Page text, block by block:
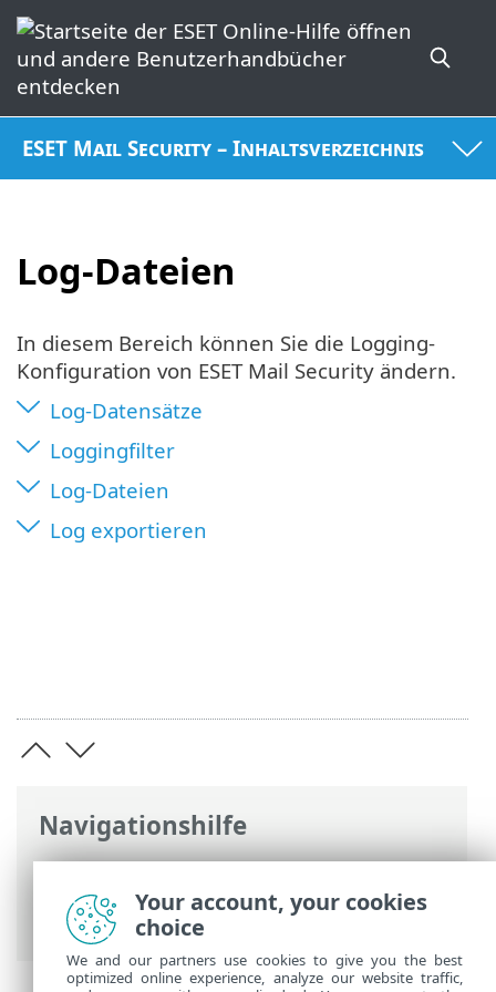
ESET Mail Security – Inhaltsverzeichnis
Log-Dateien
Navigationshilfe
ESET Online-Hilfe>ESET Mail Security>
Erweiterte Einstellungen >Tool-
Konfiguration> Log-Dateien
In diesem Bereich können Sie die Logging-
Konfiguration von ESET Mail Security ändern.
Log-Datensätze
Loggingfilter
Log-Dateien
Log exportieren
Your account, your cookies
choice
We and our partners use cookies to give you the best
optimized online experience, analyze our website traffic,